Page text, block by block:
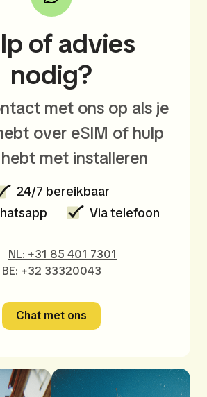
of advies
nodig?
met ons op als je
over eSIM of hulp
met installeren
24/7 bereikbaar
Via telefoon
NL: +31 85 401 7301
BE: +32 33320043
Chat met ons